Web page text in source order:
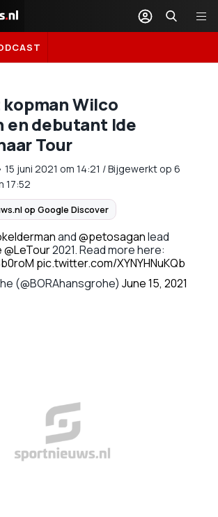
kopman Wilco
en debutant Ide
Tour
15 juni 2021 om 14:21 /Bijgewerkt op 6
17:52
op Google Discover
and@petosaganlead
@LeTour2021. Read more here:
pic.twitter.com/XYNYHNuKQb
(@BORAhansgrohe) June 15, 2021